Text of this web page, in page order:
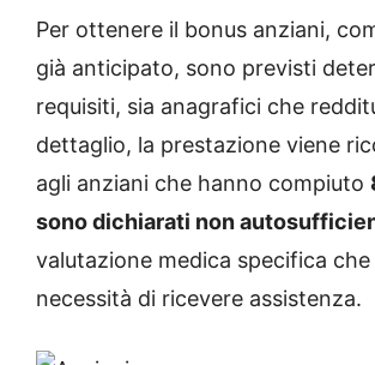
Per ottenere il bonus anziani,
già anticipato, sono previsti
requisiti, sia anagrafici che
dettaglio, la prestazione viene
agli anziani che hanno compiuto
sono dichiarati non
valutazione medica specifica
necessità di ricevere assistenza.